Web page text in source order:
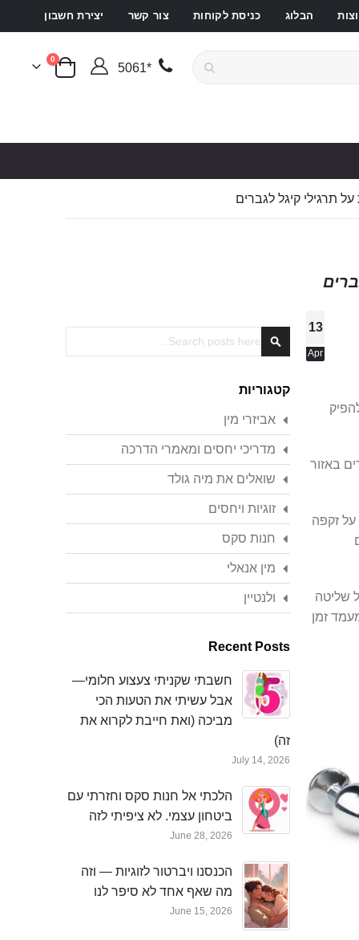
הבלוג כניסת לקוחות צור קשר יצירת חשבון
*5061
סל קניות
0פריטים
תרגילי קיגל לגברים
13
Apr
באזור
על זקפה
שליטה
זמן
Search
קטגוריות
אביזרי מין
מדריכי יחסים ומאמרי הדרכה
שואלים את מיה גולד
זוגיות ויחסים
חנות סקס
מין אנאלי
ולנטיין
Recent Posts
חשבתי שקניתי צעצוע חלומי—
אבל עשיתי את הטעות הכי
מביכה (ואת חייבת לקרוא את
זה)
July 14, 2026
הלכתי אל חנות סקס וחזרתי עם
ביטחון עצמי. לא ציפיתי לזה
June 28, 2026
הכנסנו ויברטור לזוגיות — וזה
מה שאף אחד לא סיפר לנו
June 15, 2026